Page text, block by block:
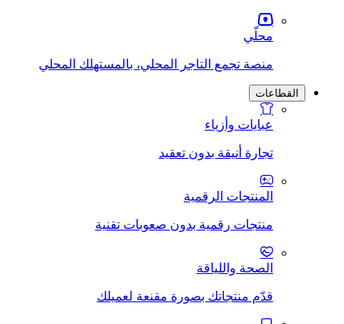
محلّي
منصة تجمع التاجر المحلي، بالمستهلك المحلي
القطاعات
عبايات وأزياء
تجارة أنيقة بدون تعقيد
المنتجات الرقمية
منتجات رقمية بدون صعوبات تقنية
الصحة واللياقة
قدّم منتجاتك بصورة مقنعة لعميلك